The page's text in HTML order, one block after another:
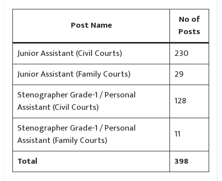
Post Name
No of
Posts
Junior Assistant (Civil Courts)
230
Junior Assistant (Family Courts)
29
Stenographer Grade-1 / Personal
Assistant (Civil Courts)
128
Stenographer Grade-1 / Personal
Assistant (Family Courts)
11
Total
398